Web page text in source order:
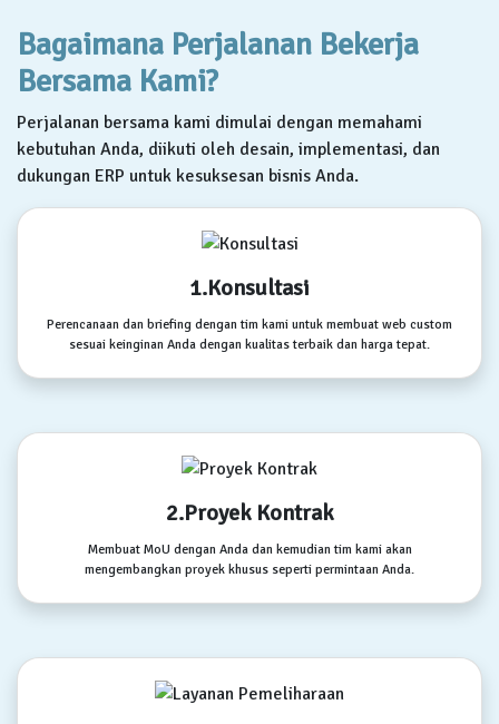
Bagaimana Perjalanan Bekerja
Bersama Kami?
Perjalanan bersama kami dimulai dengan memahami
kebutuhan Anda, diikuti oleh desain, implementasi, dan
dukungan ERP untuk kesuksesan bisnis Anda.
1.Konsultasi
Perencanaan dan briefing dengan tim kami untuk membuat web custom
sesuai keinginan Anda dengan kualitas terbaik dan harga tepat.
2.Proyek Kontrak
Membuat MoU dengan Anda dan kemudian tim kami akan
mengembangkan proyek khusus seperti permintaan Anda.